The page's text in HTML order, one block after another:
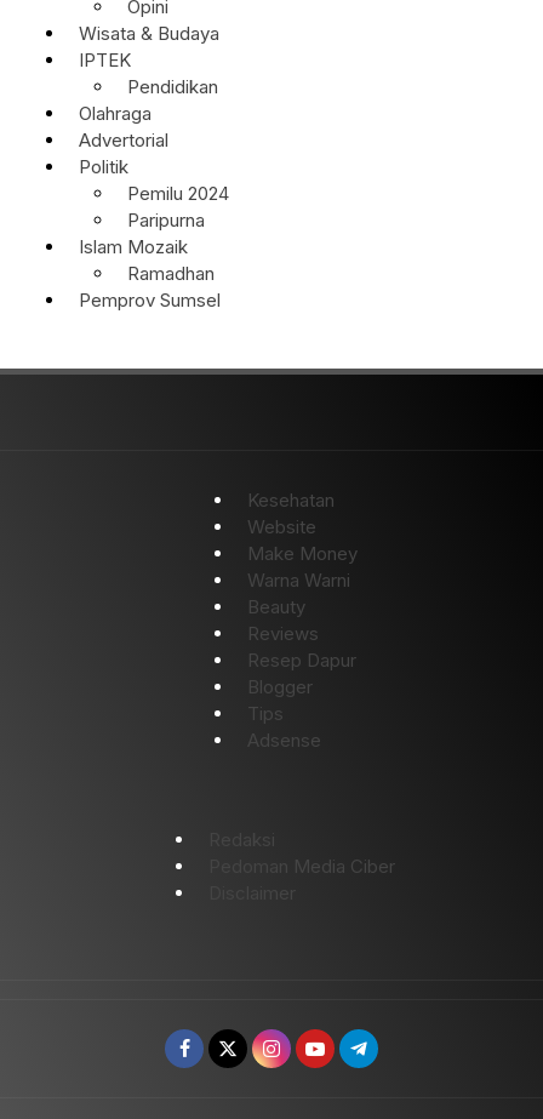
Opini
Wisata & Budaya
IPTEK
Pendidikan
Olahraga
Advertorial
Politik
Pemilu 2024
Paripurna
Islam Mozaik
Ramadhan
Pemprov Sumsel
Kesehatan
Website
Make Money
Warna Warni
Beauty
Reviews
Resep Dapur
Blogger
Tips
Adsense
Redaksi
Pedoman Media Ciber